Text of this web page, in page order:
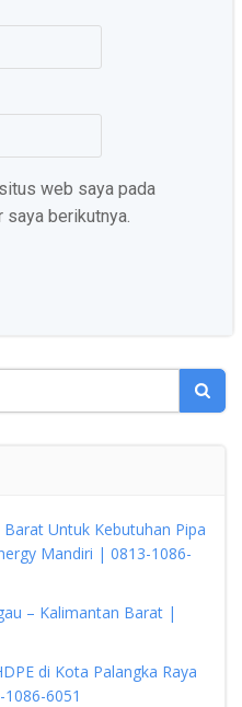
web saya pada
saya berikutnya.
Untuk Kebutuhan Pipa
Mandiri | 0813-1086-
– Kalimantan Barat |
di Kota Palangka Raya
6051